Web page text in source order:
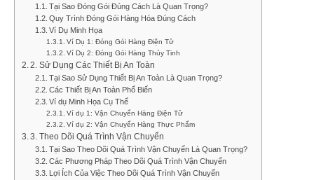
Tại Sao Đóng Gói Đúng Cách Là Quan Trọng?
Quy Trình Đóng Gói Hàng Hóa Đúng Cách
Ví Dụ Minh Họa
Ví Dụ 1: Đóng Gói Hàng Điện Tử
Ví Dụ 2: Đóng Gói Hàng Thủy Tinh
2. Sử Dụng Các Thiết Bị An Toàn
Tại Sao Sử Dụng Thiết Bị An Toàn Là Quan Trọng?
Các Thiết Bị An Toàn Phổ Biến
Ví dụ Minh Họa Cụ Thể
Ví dụ 1: Vận Chuyển Hàng Điện Tử
Ví dụ 2: Vận Chuyển Hàng Thực Phẩm
3. Theo Dõi Quá Trình Vận Chuyển
Tại Sao Theo Dõi Quá Trình Vận Chuyển Là Quan Trọng?
Các Phương Pháp Theo Dõi Quá Trình Vận Chuyển
Lợi Ích Của Việc Theo Dõi Quá Trình Vận Chuyển